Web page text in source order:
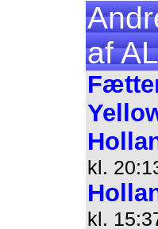
af
kl.
kl.